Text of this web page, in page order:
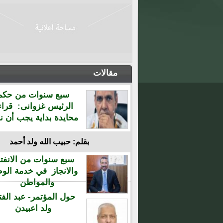
مقالات
سبع سنوات من
الرئيس غزوانى:
محايدة بداية يجب أن
بقلم: حبيب الله ولد أحمد
سبع سنوات من
والانجاز في خدمة
والمواطن
حول المؤتمر- عبد
ولد اعبيدن